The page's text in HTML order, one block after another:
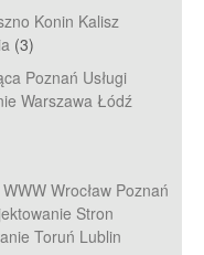
Konin Kalisz
(3)
Poznań Usługi
Warszawa Łódź
Wrocław Poznań
Stron
Toruń Lublin